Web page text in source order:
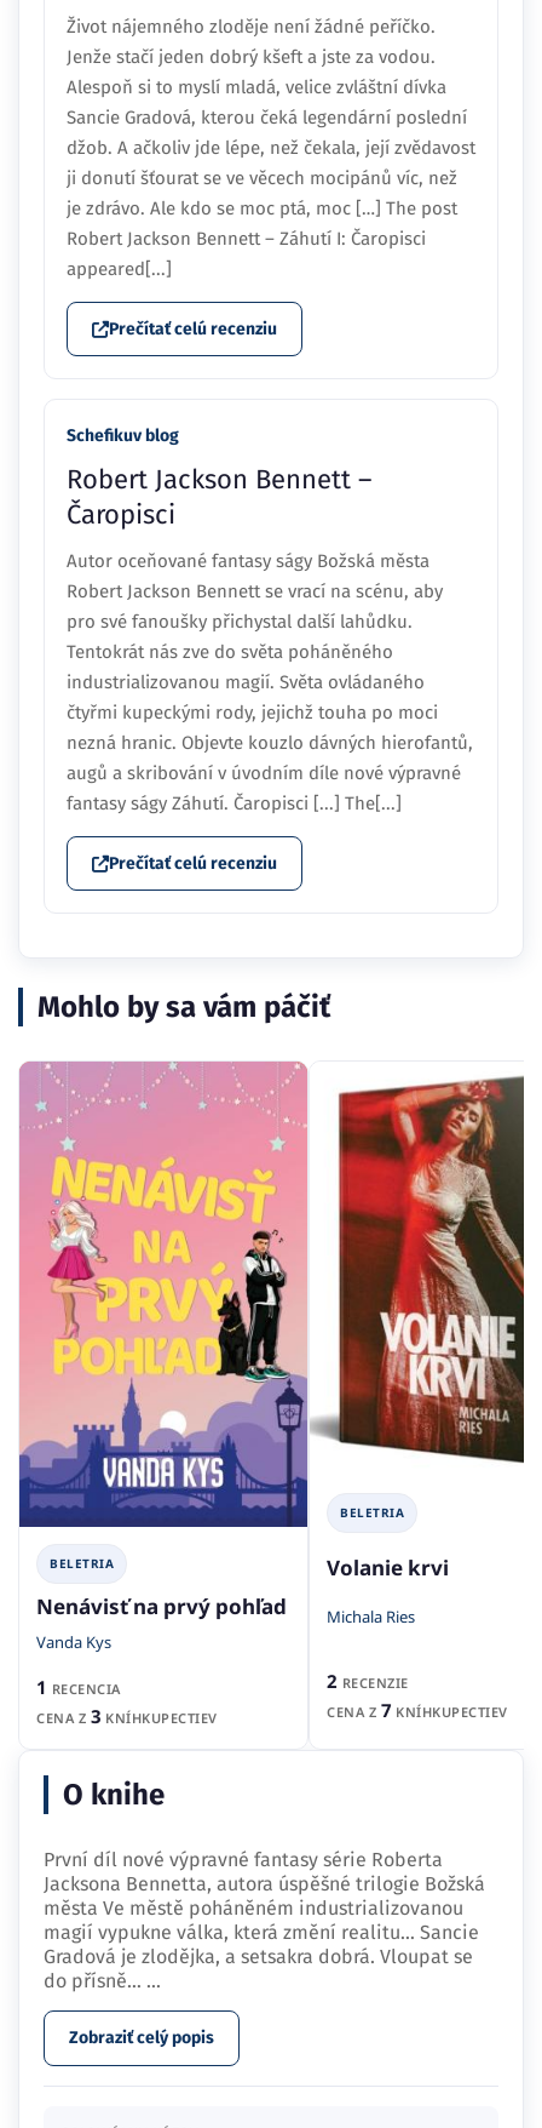
Život nájemného zloděje není žádné peříčko.
Jenže stačí jeden dobrý kšeft a jste za vodou.
Alespoň si to myslí mladá, velice zvláštní dívka
Sancie Gradová, kterou čeká legendární poslední
džob. A ačkoliv jde lépe, než čekala, její zvědavost
ji donutí šťourat se ve věcech mocipánů víc, než
je zdrávo. Ale kdo se moc ptá, moc […] The post
Robert Jackson Bennett – Záhutí I: Čaropisci
appeared[...]
Prečítať celú recenziu
Schefikuv blog
Robert Jackson Bennett –
Čaropisci
Autor oceňované fantasy ságy Božská města
Robert Jackson Bennett se vrací na scénu, aby
pro své fanoušky přichystal další lahůdku.
Tentokrát nás zve do světa poháněného
industrializovanou magií. Světa ovládaného
čtyřmi kupeckými rody, jejichž touha po moci
nezná hranic. Objevte kouzlo dávných hierofantů,
augů a skribování v úvodním díle nové výpravné
fantasy ságy Záhutí. Čaropisci [...] The[...]
Prečítať celú recenziu
Mohlo by sa vám páčiť
BELETRIA
Nenávisť na prvý pohľad
Vanda Kys
1 RECENCIA
CENA Z 3 KNÍHKUPECTIEV
BELETRIA
Volanie krvi
Michala Ries
2 RECENZIE
CENA Z 7 KNÍHKUPECTIEV
O knihe
První díl nové výpravné fantasy série Roberta
Jacksona Bennetta, autora úspěšné trilogie Božská
města Ve městě poháněném industrializovanou
magií vypukne válka, která změní realitu… Sancie
Gradová je zlodějka, a setsakra dobrá. Vloupat se
do přísně… ...
Zobraziť celý popis